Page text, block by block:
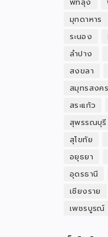
มุกดาหาร
ระนอง
ลำปาง
สงขลา
สมุทรสงค
สระแก้ว
สุพรรณบุรี
สุโขทัย
อยุธยา
อุดรธานี
เชียงราย
เพชรบูรณ์